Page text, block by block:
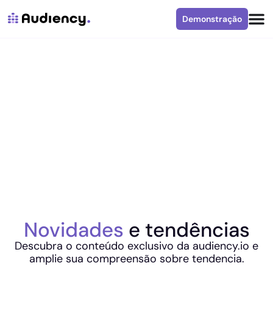
Demonstração
Novidades e tendências
Descubra o conteúdo exclusivo da audiency.io e
amplie sua compreensão sobre tendencia.